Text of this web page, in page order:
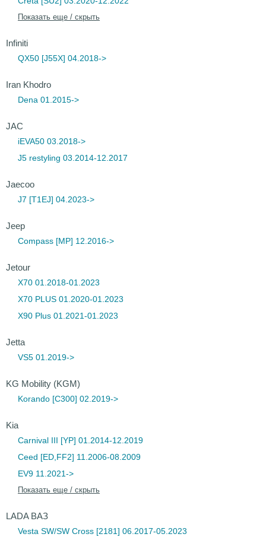
Показать еще / скрыть
Infiniti
QX50 [J55X] 04.2018->
Iran Khodro
Dena 01.2015->
JAC
iEVA50 03.2018->
J5 restyling 03.2014-12.2017
Jaecoo
J7 [T1EJ] 04.2023->
Jeep
Compass [MP] 12.2016->
Jetour
X70 01.2018-01.2023
X70 PLUS 01.2020-01.2023
X90 Plus 01.2021-01.2023
Jetta
VS5 01.2019->
KG Mobility (KGM)
Korando [C300] 02.2019->
Kia
Carnival III [YP] 01.2014-12.2019
Ceed [ED,FF2] 11.2006-08.2009
EV9 11.2021->
Показать еще / скрыть
LADA ВАЗ
Vesta SW/SW Cross [2181] 06.2017-05.2023